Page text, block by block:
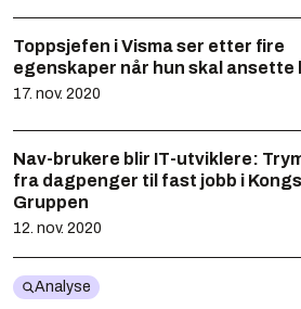
Toppsjefen i Visma ser etter fire
egenskaper når hun skal ansette
17. nov. 2020
Nav-brukere blir IT-utviklere:
fra dagpenger til fast jobb i
Gruppen
12. nov. 2020
Analyse